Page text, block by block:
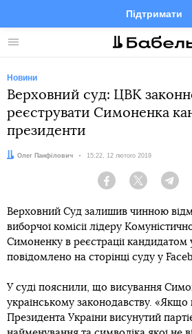
Меню
Підтримати
FacebookTelegram
Новини
Верховний суд: ЦВК
реєструвати Симоненка
президенти
Автор:
Олег Панфілович Дата:
15:22, 12 лютого 2019
Facebook Twitter
Верховний Суд залишив чинною
виборчої комісії лідеру
Симоненку в реєстрації кандидатом
повідомлено на сторінці суду у
У суді пояснили, що висування
українському законодавству.
Президента України висунутий